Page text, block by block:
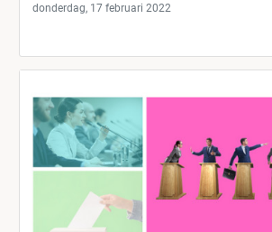
donderdag, 17 februari 2022